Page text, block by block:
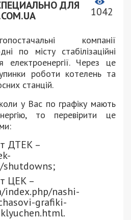
ДЛЯ
1042
компанії
по місту стабілізаційні
електроенергії. Через це
роботи котелень та
станцій.
у Вас по графіку мають
то перевірити це
ДТЕК –
shutdowns;
ЦЕК –
index.php/nashi-
grafiki-